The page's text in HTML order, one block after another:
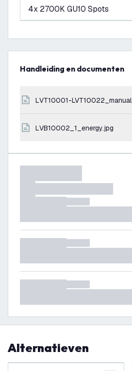
4x 2700K GU10 Spots
Handleiding en documenten
LVT10001-LVT10022_manual
LVB10002_1_energy.jpg
Alternatieven